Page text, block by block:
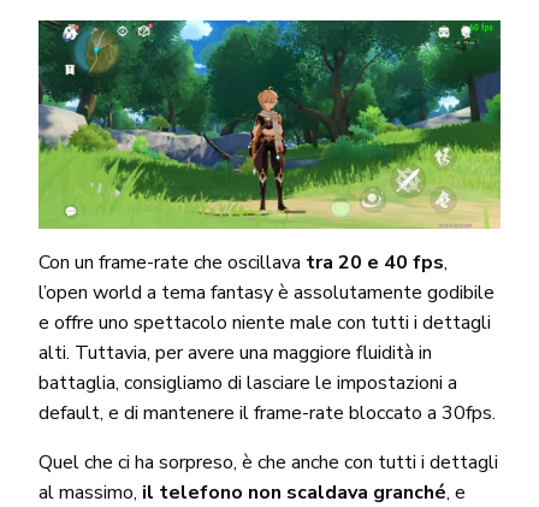
Con un frame-rate che oscillava tra 20 e 40 fps,
l’open world a tema fantasy è assolutamente godibile
e offre uno spettacolo niente male con tutti i dettagli
alti. Tuttavia, per avere una maggiore fluidità in
battaglia, consigliamo di lasciare le impostazioni a
default, e di mantenere il frame-rate bloccato a 30fps.
Quel che ci ha sorpreso, è che anche con tutti i dettagli
al massimo, il telefono non scaldava granché, e